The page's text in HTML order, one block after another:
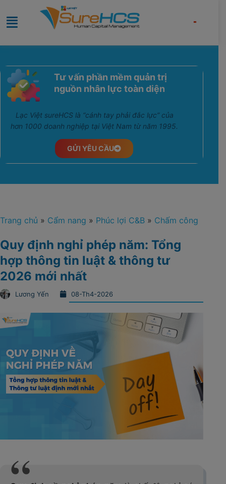
Tư vấn phần mềm quản trị
nguồn nhân lực toàn diện
Lạc Việt sureHCS là “cánh tay phải đắc lực” của
hơn 1000 doanh nghiệp tại Việt Nam từ năm 1995.
GỬI YÊU CẦU
Trang chủ » Cẩm nang » Phúc lợi C&B » Chấm công
Quy định nghỉ phép năm: Tổng
hợp thông tin luật & thông tư
2026 mới nhất
Lương Yến 08-Th4-2026